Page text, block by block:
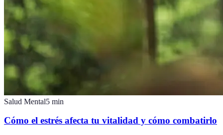
Salud Mental5 min
Cómo el estrés afecta tu vitalidad y cómo combatirlo